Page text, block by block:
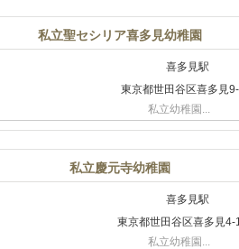
私立聖セシリア喜多見幼稚園
喜多見駅
東京都世田谷区喜多見
私立幼稚園...
私立慶元寺幼稚園
喜多見駅
東京都世田谷区喜多見4-
私立幼稚園...